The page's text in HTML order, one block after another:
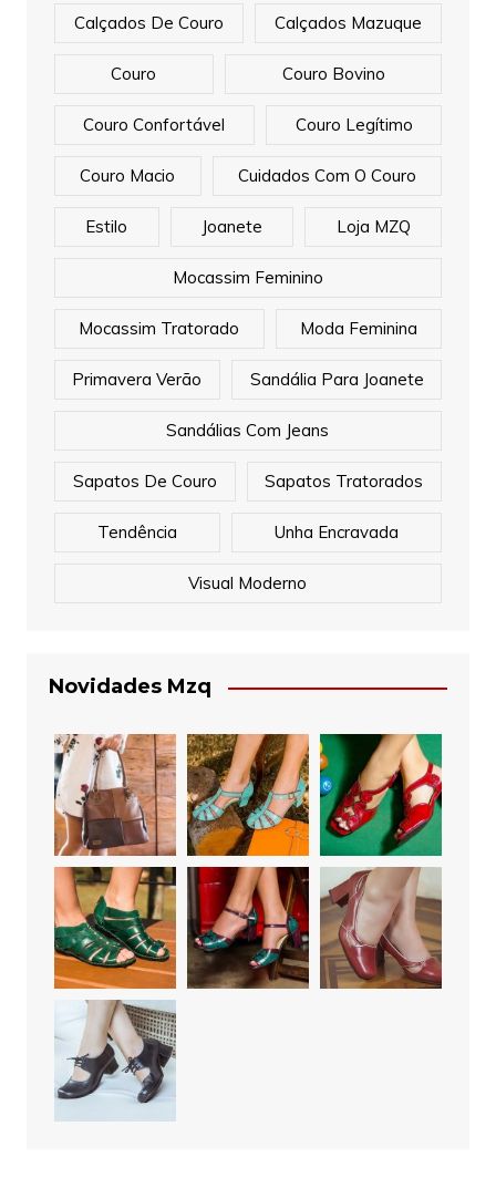
Calçados De Couro Calçados Mazuque
Couro Couro Bovino
Couro Confortável Couro Legítimo
Couro Macio Cuidados Com O Couro
Estilo Joanete Loja MZQ
Mocassim Feminino
Mocassim Tratorado Moda Feminina
Primavera Verão Sandália Para Joanete
Sandálias Com Jeans
Sapatos De Couro Sapatos Tratorados
Tendência Unha Encravada
Visual Moderno
Novidades Mzq